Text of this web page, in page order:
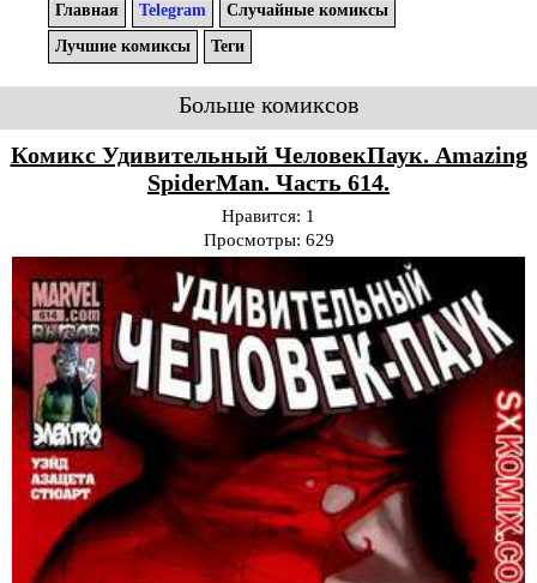
Главная Telegram
Случайные комиксы
Лучшие комиксы
Теги
Больше комиксов
Комикс Удивительный ЧеловекПаук. Amazing
SpiderMan. Часть 614.
Нравится: 1
Просмотры: 629